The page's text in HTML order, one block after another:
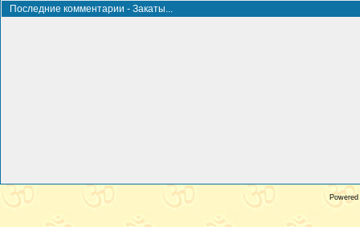
Последние комментарии - Закаты...